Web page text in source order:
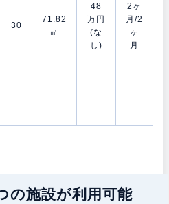
30
71.82
㎡
48
万円
(な
し)
2ヶ
月/2
ヶ
月
の施設が利用可能